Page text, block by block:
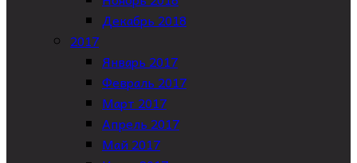
Декабрь 2018
2017
Январь 2017
Февраль 2017
Март 2017
Апрель 2017
Май 2017